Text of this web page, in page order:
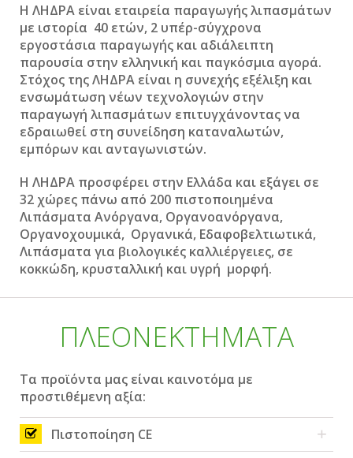
Η ΛΗΔΡΑ είναι εταιρεία παραγωγής λιπασμάτων
με ιστορία 40 ετών, 2 υπέρ-σύγχρονα
εργοστάσια παραγωγής και αδιάλειπτη
παρουσία στην ελληνική και παγκόσμια αγορά.
Στόχος της ΛΗΔΡΑ είναι η συνεχής εξέλιξη και
ενσωμάτωση νέων τεχνολογιών στην
παραγωγή λιπασμάτων επιτυγχάνοντας να
εδραιωθεί στη συνείδηση καταναλωτών,
εμπόρων και ανταγωνιστών.
Η ΛΗΔΡΑ προσφέρει στην Ελλάδα και εξάγει σε
32 χώρες πάνω από 200 πιστοποιημένα
Λιπάσματα Ανόργανα, Οργανοανόργανα,
Οργανοχουμικά, Οργανικά, Εδαφοβελτιωτικά,
Λιπάσματα για βιολογικές καλλιέργειες, σε
κοκκώδη, κρυσταλλική και υγρή μορφή.
ΠΛΕΟΝΕΚΤΗΜΑΤΑ
Τα προϊόντα μας είναι καινοτόμα με
προστιθέμενη αξία:
Πιστοποίηση CE